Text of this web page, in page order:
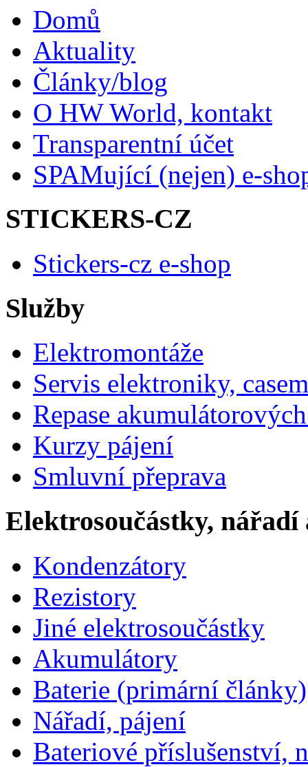
Domů
Aktuality
Články/blog
O HW World, kontakt
Transparentní účet
SPAMující (nejen) e-
STICKERS-CZ
Stickers-cz e-shop
Služby
Elektromontáže
Servis elektroniky,
Repase
Kurzy pájení
Smluvní přeprava
Elektrosoučástky, nářadí
Kondenzátory
Rezistory
Jiné elektrosoučástky
Akumulátory
Baterie (primární články)
Nářadí, pájení
Bateriové příslušenství,